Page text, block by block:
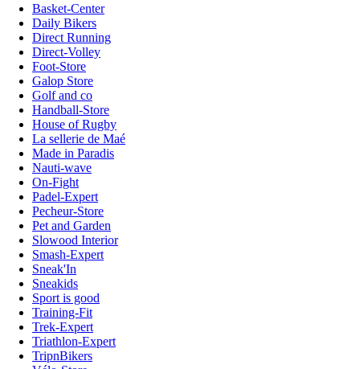
Basket-Center
Daily Bikers
Direct Running
Direct-Volley
Foot-Store
Galop Store
Golf and co
Handball-Store
House of Rugby
La sellerie de Maé
Made in Paradis
Nauti-wave
On-Fight
Padel-Expert
Pecheur-Store
Pet and Garden
Slowood Interior
Smash-Expert
Sneak'In
Sneakids
Sport is good
Training-Fit
Trek-Expert
Triathlon-Expert
TripnBikers